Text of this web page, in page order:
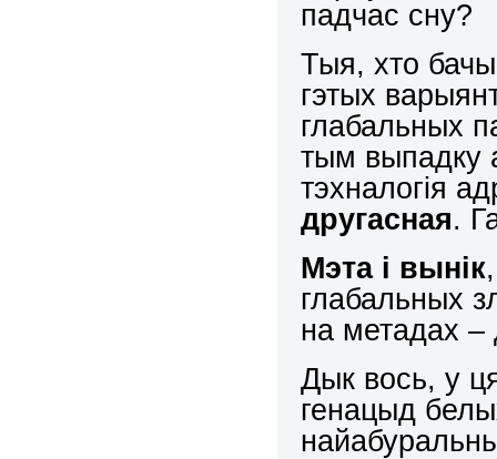
падчас сну?
Тыя, хто
гэтых
глабальных
тым выпадку
тэхналогія
другасная.
Мэта і вынік
глабальных
на метадах
Дык вось, у
генацыд